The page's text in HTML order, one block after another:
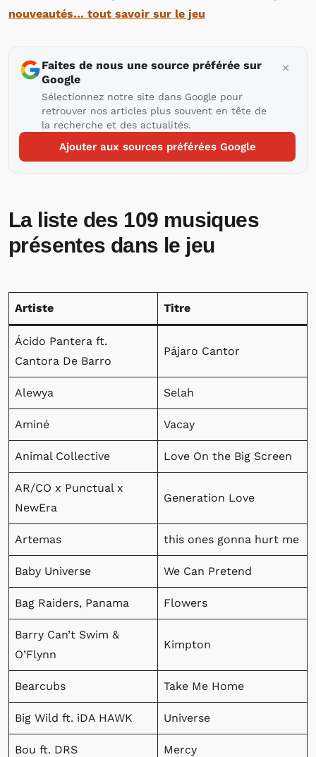
nouveautés… tout savoir sur le jeu
Faites de nous une source préférée sur
Google
Sélectionnez notre site dans Google pour
retrouver nos articles plus souvent en tête de
la recherche et des actualités.
Ajouter aux sources préférées Google
La liste des 109 musiques
présentes dans le jeu
Artiste Titre
Ácido Pantera ft.
Cantora De Barro
Pájaro Cantor
Alewya Selah
Aminé Vacay
Animal Collective Love On the Big Screen
AR/CO x Punctual x
NewEra
Generation Love
Artemas this ones gonna hurt me
Baby Universe We Can Pretend
Bag Raiders, Panama Flowers
Barry Can’t Swim &
O’Flynn
Kimpton
Bearcubs Take Me Home
Big Wild ft. iDA HAWK Universe
Bou ft. DRS Mercy